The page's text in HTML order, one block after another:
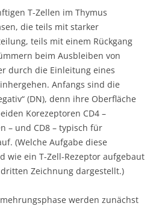
T-Zellen im Thymus
die teils mit starker
teils mit einem Rückgang
beim Ausbleiben von
durch die Einleitung eines
Anfangs sind die
(DN), denn ihre Oberfläche
Korezeptoren CD4 –
– und CD8 – typisch für
(Welche Aufgabe diese
wie ein T-Zell-Rezeptor aufgebaut
Zeichnung dargestellt.)
werden zunächst